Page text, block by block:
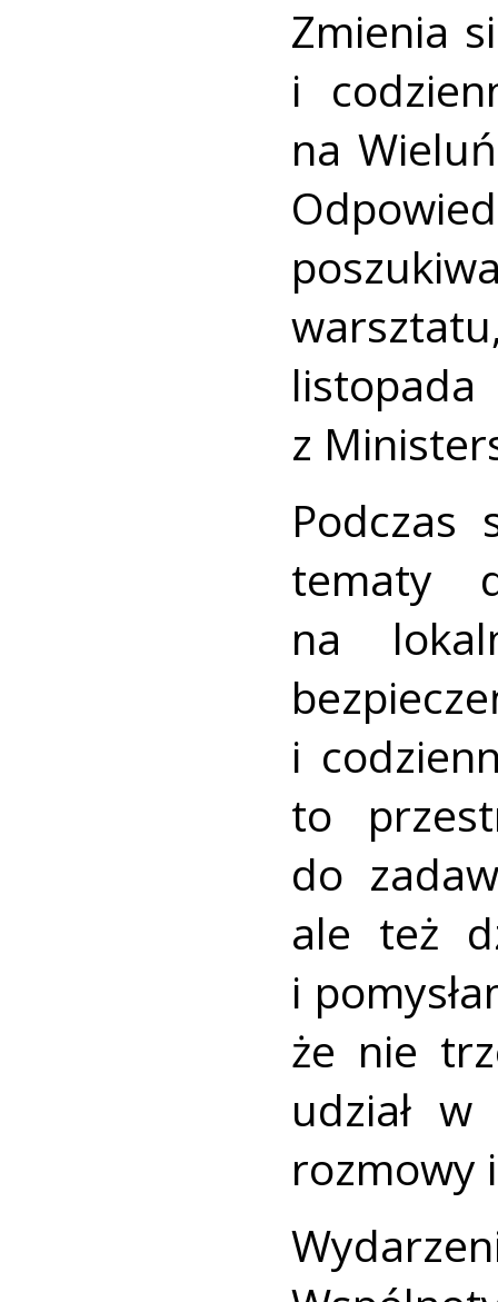
Zmienia
i
na
z
Podczas
tematy
na
i
to
do
ale też
i
że nie
udział
rozmowy